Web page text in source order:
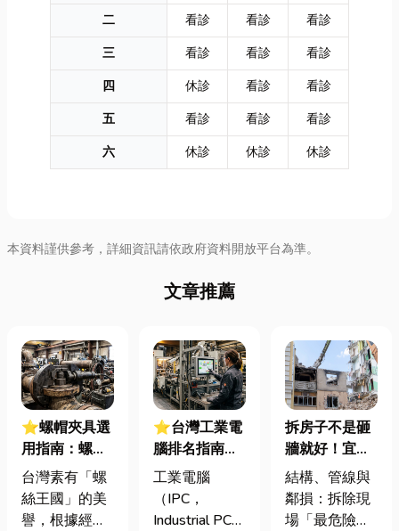
二
看診 看診
看診
三
看診 看診
看診
四
休診 看診
看診
五
看診 看診
看診
六
休診 休診 休診
本資料謹供參考，詳細資訊請依政府資料開放平台為準。
文章推薦
⭐螺帽夾具選
用指南：螺母
挾具頻繁耗
損？3大關鍵
提升扣件成型
台灣素有「螺
絲王國」的美
譽，根據經濟
⭐台灣工業電
腦排名指南：
台灣三大工業
電腦龍頭有哪
些？工廠採購
工業電腦
（IPC，
Industrial PC）
拆房子不是砸
牆就好！宜蘭
裝潢拆除、水
泥切割施工前
必看的避坑指
結構、管線與
鄰損：拆除現
場「最危險的